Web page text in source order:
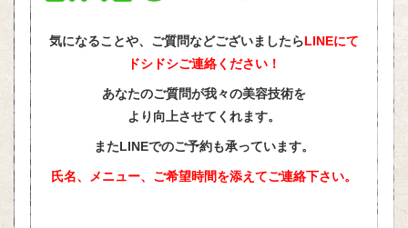
気になることや、ご質問などございましたら LINEにて
ドシドシご連絡ください！
あなたのご質問が我々の美容技術を
より向上させてくれます。
またLINEでのご予約も承っています。
氏名、メニュー、ご希望時間を添えてご連絡下さい。